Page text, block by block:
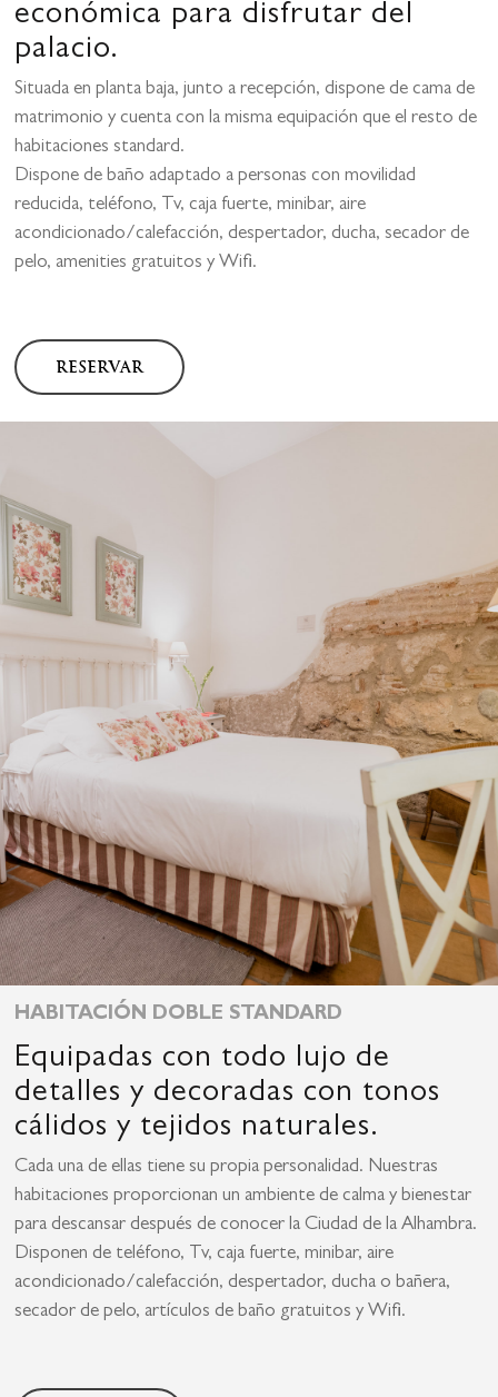
económica para disfrutar del
palacio.
Situada en planta baja, junto a recepción, dispone de cama de
matrimonio y cuenta con la misma equipación que el resto de
habitaciones standard.
Dispone de baño adaptado a personas con movilidad
reducida, teléfono, Tv, caja fuerte, minibar, aire
acondicionado/calefacción, despertador, ducha, secador de
pelo, amenities gratuitos y Wifi.
RESERVAR
HABITACIÓN DOBLE STANDARD
Equipadas con todo lujo de
detalles y decoradas con tonos
cálidos y tejidos naturales.
Cada una de ellas tiene su propia personalidad. Nuestras
habitaciones proporcionan un ambiente de calma y bienestar
para descansar después de conocer la Ciudad de la Alhambra.
Disponen de teléfono, Tv, caja fuerte, minibar, aire
acondicionado/calefacción, despertador, ducha o bañera,
secador de pelo, artículos de baño gratuitos y Wifi.